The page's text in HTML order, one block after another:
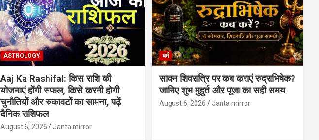
ASTROLOGY
Aaj Ka Rashifal: किस राशि की
योजनाएं होंगी सफल, किसे करनी होगी
चुनौतियों और रुकावटों का सामना, पढ़ें
दैनिक राशिफल
August 6, 2026 Janta mirror
धर्म
सावन शिवरात्रि पर कब कराएं रुद्राभिषेक?
जानिए शुभ मुहूर्त और पूजा का सही समय
August 6, 2026 Janta mirror